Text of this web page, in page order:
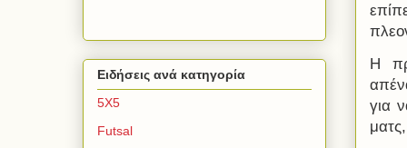
Η
για
Ειδήσεις ανά κατηγορία
5Χ5
Futsal